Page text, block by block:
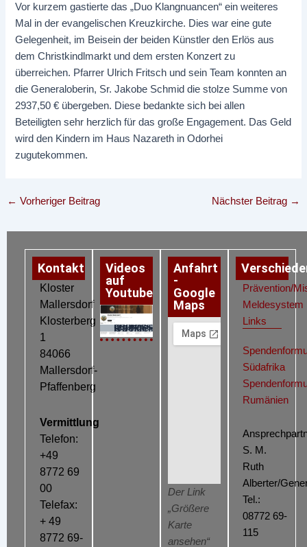
Vor kurzem gastierte das „Duo Klangnuancen“ ein weiteres
Mal in der evangelischen Kreuzkirche. Dies war eine gute
Gelegenheit, im Beisein der beiden Künstler den Erlös aus
dem Christkindlmarkt und dem ersten Konzert zu
überreichen. Pfarrer Ulrich Fritsch und sein Team konnten an
die Generaloberin, Sr. Jakobe Schmid die stolze Summe von
2937,50 € übergeben. Diese bedankte sich bei allen
Beteiligten sehr herzlich für das große Engagement. Das Geld
wird den Kindern im Haus Nazareth in Odorhei
zugutekommen.
← Vorheriger Beitrag Nächster Beitrag →
Kontakt
Kloster
Mallersdorf
Klosterberg
1
84066
Mallersdorf-
Pfaffenberg
Vermittlung
Telefon:
+49
8772 69
00
Telefax:
+ 49
8772 69-
Videos
auf
Youtube
Datenschutz
Impressum
Cookie-Richtlinie (EU)
Anfahrt
-
Google
Maps
Der Link
„Größere
Karte
ansehen“
Prävention/
Meldesystem
Links
Südafrika
Rumänien
S. M.
Ruth
Alberter/
Tel.:
08772 69-
115